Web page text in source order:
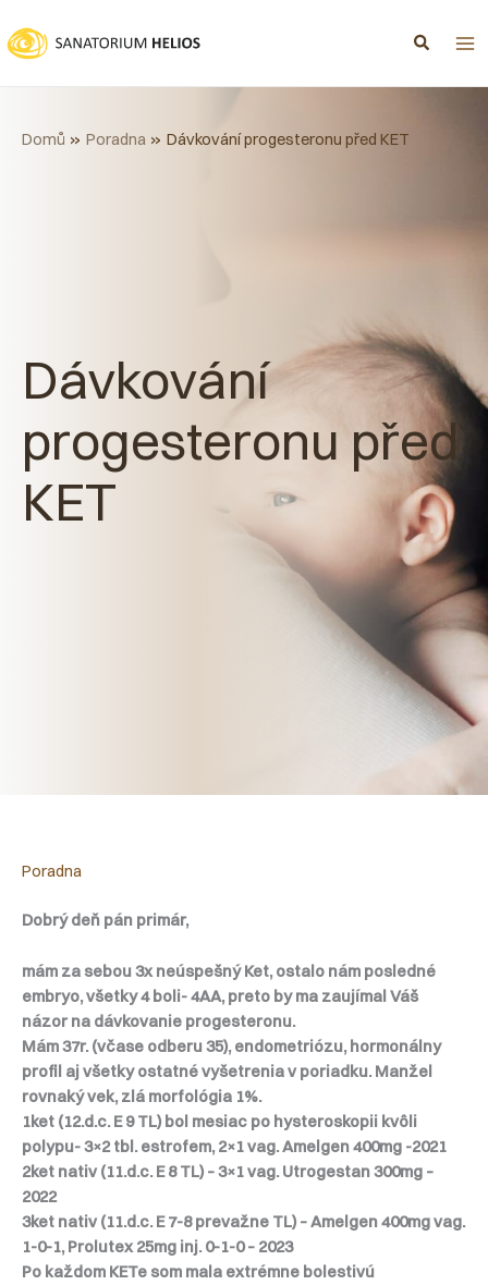
na
obsah
Dávkování
progesteronu před
KET
Domů Poradna Dávkování progesteronu před KET
Poradna
Dobrý deň pán primár,
mám za sebou 3x neúspešný Ket, ostalo nám posledné
embryo, všetky 4 boli- 4AA, preto by ma zaujímal Váš
názor na dávkovanie progesteronu.
Mám 37r. (včase odberu 35), endometriózu, hormonálny
profil aj všetky ostatné vyšetrenia v poriadku. Manžel
rovnaký vek, zlá morfológia 1%.
1ket (12.d.c. E 9 TL) bol mesiac po hysteroskopii kvôli
polypu- 3×2 tbl. estrofem, 2×1 vag. Amelgen 400mg -2021
2ket nativ (11.d.c. E 8 TL) – 3×1 vag. Utrogestan 300mg –
2022
3ket nativ (11.d.c. E 7-8 prevažne TL) – Amelgen 400mg vag.
1-0-1, Prolutex 25mg inj. 0-1-0 – 2023
Po každom KETe som mala extrémne bolestivú